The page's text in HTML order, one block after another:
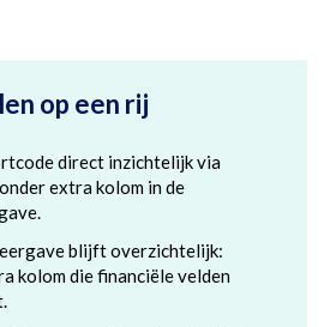
op een rij
direct inzichtelijk via
extra kolom in de
blijft overzichtelijk:
kolom die financiële velden